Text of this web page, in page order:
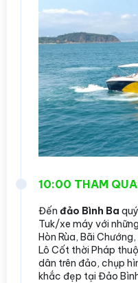
10:00 THAM
Đến đảo Bình Ba
Tuk/xe máy với
Hòn Rùa, Bãi
Lô Cốt thời Pháp
dân trên đảo, chụp
khắc đẹp tại Đảo